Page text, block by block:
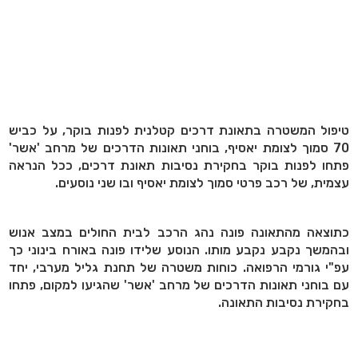
טיפול המשטרה בתאונת דרכים קטלנית לפנות בוקר, על כביש
70 סמוך לצומת יאסיף, בוחני תאונות הדרכים של מרחב 'אשר'
פתחו לפנות בוקר בחקירת נסיבות תאונת דרכים, ככל הנראה
עצמית, של רכב פרטי סמוך לצומת יאסיף ובו שני נוסעים.
כתוצאה מהתאונה פונה נהג הרכב לבית החולים במצב אנוש
ובהמשך נקבע נקבע מותו. הנוסע שלידו פונה באורח בינוני כך
עפ"י גורמי הרפואה. כוחות משטרה של תחנת גליל מערבי, יחד
עם בוחני תאונות הדרכים של מרחב 'אשר' שהגיעו למקום, פתחו
בחקירת נסיבות התאונה.